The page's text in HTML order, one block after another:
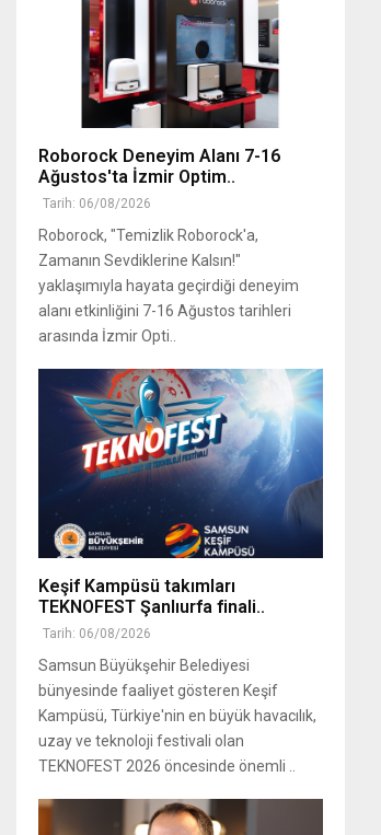
Roborock Deneyim Alanı 7-16
Ağustos'ta İzmir Optim..
Tarih: 06/08/2026
Roborock, "Temizlik Roborock'a,
Zamanın Sevdiklerine Kalsın!"
yaklaşımıyla hayata geçirdiği deneyim
alanı etkinliğini 7-16 Ağustos tarihleri
arasında İzmir Opti..
Keşif Kampüsü takımları
TEKNOFEST Şanlıurfa finali..
Tarih: 06/08/2026
Samsun Büyükşehir Belediyesi
bünyesinde faaliyet gösteren Keşif
Kampüsü, Türkiye'nin en büyük havacılık,
uzay ve teknoloji festivali olan
TEKNOFEST 2026 öncesinde önemli ..